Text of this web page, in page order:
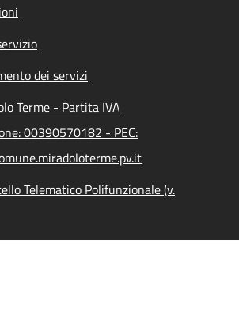
dei servizi
Terme - Partita IVA
00390570182 - PEC:
Telematico Polifunzionale (v.